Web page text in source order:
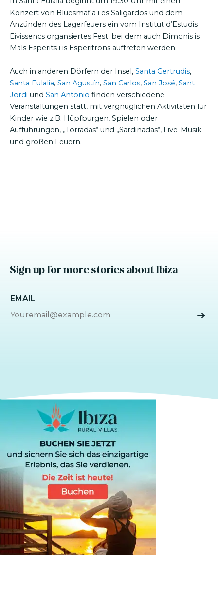
Konzert von Bluesmafia i es Saligardos und dem
Anzünden des Lagerfeuers ein vom Institut d’Estudis
Eivissencs organsiertes Fest, bei dem auch Dimonis is
Mals Esperits i is Esperitrons auftreten werden.
Auch in anderen Dörfern der Insel, Santa Gertrudis,
Santa Eulalia, San Agustín, San Carlos, San José, Sant
Jordi und San Antonio finden verschiedene
Veranstaltungen statt, mit vergnüglichen Aktivitäten für
Kinder wie z.B. Hüpfburgen, Spielen oder
Aufführungen, „Torradas“ und „Sardinadas“, Live-Musik
und großen Feuern.
Sign up for more stories about Ibiza
EMAIL